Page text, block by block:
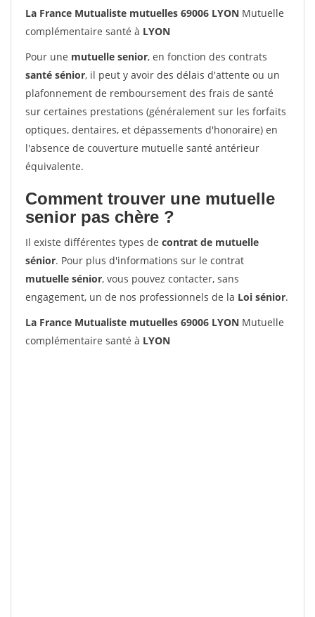
La France Mutualiste mutuelles 69006 LYON Mutuelle
complémentaire santé à LYON
Pour une mutuelle senior, en fonction des contrats
santé sénior, il peut y avoir des délais d'attente ou un
plafonnement de remboursement des frais de santé
sur certaines prestations (généralement sur les forfaits
optiques, dentaires, et dépassements d'honoraire) en
l'absence de couverture mutuelle santé antérieur
équivalente.
Comment trouver une mutuelle
senior pas chère ?
Il existe différentes types de contrat de mutuelle
sénior. Pour plus d'informations sur le contrat
mutuelle sénior, vous pouvez contacter, sans
engagement, un de nos professionnels de la Loi sénior.
La France Mutualiste mutuelles 69006 LYON Mutuelle
complémentaire santé à LYON